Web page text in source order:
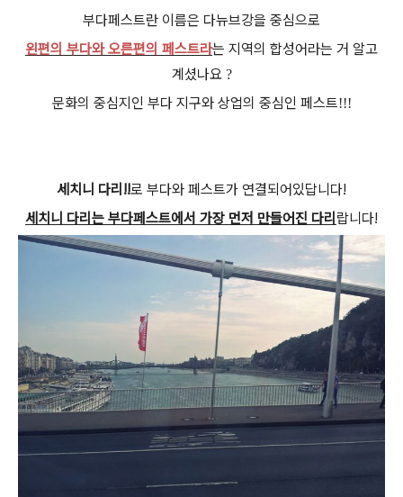
부다페스트란 이름은 다뉴브강을 중심으로
왼편의 부다와 오른편의 페스트라는 지역의 합성어라는 거 알고
계셨나요 ?
문화의 중심지인 부다 지구와 상업의 중심인 페스트!!!
세치니 다리!!로 부다와 페스트가 연결되어있답니다!
세치니 다리는 부다페스트에서 가장 먼저 만들어진 다리 랍니다!